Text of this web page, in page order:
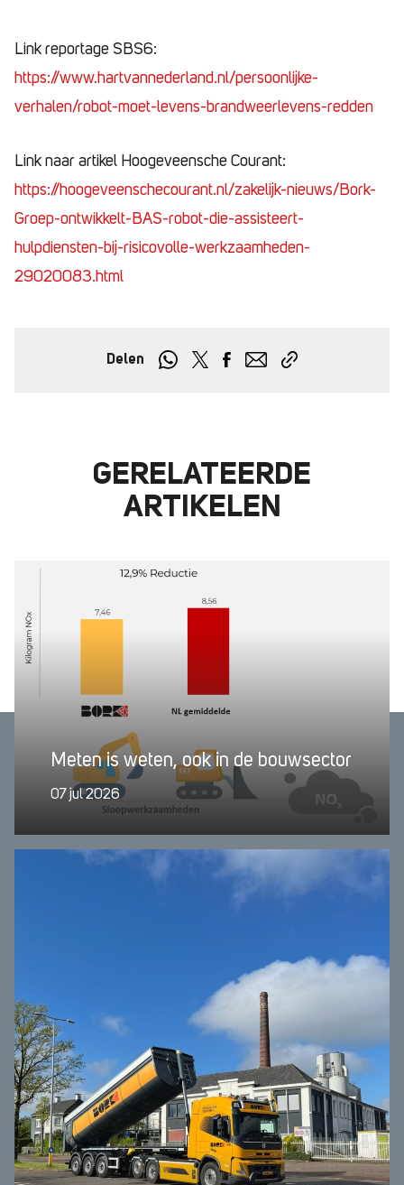
Link reportage SBS6:
https://www.hartvannederland.nl/persoonlijke-
verhalen/robot-moet-levens-brandweerlevens-redden
Link naar artikel Hoogeveensche Courant:
https://hoogeveenschecourant.nl/zakelijk-nieuws/Bork-
Groep-ontwikkelt-BAS-robot-die-assisteert-
hulpdiensten-bij-risicovolle-werkzaamheden-
29020083.html
Delen
GERELATEERDE
ARTIKELEN
Meten is weten, ook in de bouwsector
07 jul 2026